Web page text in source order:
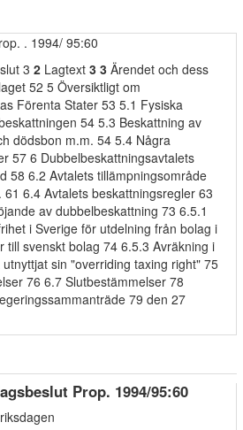
. 1994/ 95:60
3 2 Lagtext 3 3 Ärendet och dess
52 5 Översiktligt om
Förenta Stater 53 5.1 Fysiska
54 5.3 Beskattning av
dödsbon m.m. 54 5.4 Några
57 6 Dubbelbeskattningsavtalets
58 6.2 Avtalets tillämpningsområde
6.4 Avtalets beskattningsregler 63
av dubbelbeskattning 73 6.5.1
i Sverige för utdelning från bolag i
till svenskt bolag 74 6.5.3 Avräkning i
sin "overriding taxing right" 75
76 6.7 Slutbestämmelser 78
79 den 27
Prop. 1994/95:60